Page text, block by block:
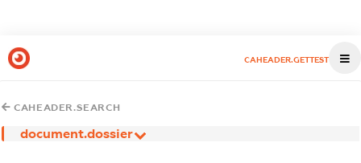
CAHEADER.GETTEST
CAHEADER.SEARCH
document.dossier